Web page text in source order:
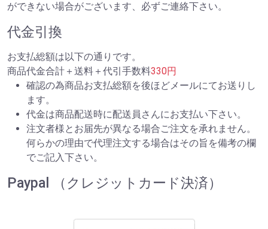
ができない場合がございます、必ずご連絡下さい。
代金引換
お支払総額は以下の通りです。
商品代金合計＋送料＋代引手数料330円
確認の為商品お支払総額を後ほどメールにてお送りし
ます。
代金は商品配送時に配送員さんにお支払い下さい。
注文者様とお届先が異なる場合ご注文を承れません。
何らかの理由で代理注文する場合はその旨を備考の欄
でご記入下さい。
Paypal （クレジットカード決済）